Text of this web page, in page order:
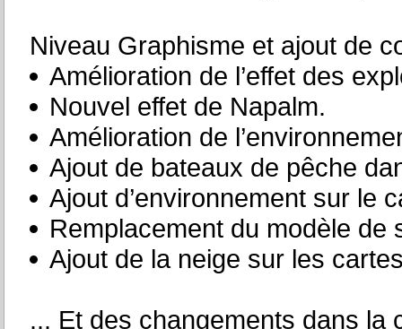
Niveau Graphisme et ajout de
Amélioration de l’effet des
Nouvel effet de Napalm.
Amélioration de
Ajout de bateaux de pêche
Ajout d’environnement sur le
Remplacement du modèle de
Ajout de la neige sur les
... Et des changements dans la